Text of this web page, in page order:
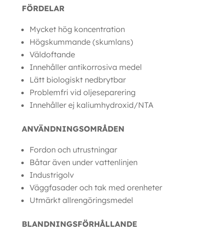
FÖRDELAR
Mycket hög koncentration
Högskummande (skumlans)
Väldoftande
Innehåller antikorrosiva medel
Lätt biologiskt nedbrytbar
Problemfri vid oljeseparering
Innehåller ej kaliumhydroxid/NTA
ANVÄNDNINGSOMRÅDEN
Fordon och utrustningar
Båtar även under vattenlinjen
Industrigolv
Väggfasader och tak med orenheter
Utmärkt allrengöringsmedel
BLANDNINGSFÖRHÅLLANDE